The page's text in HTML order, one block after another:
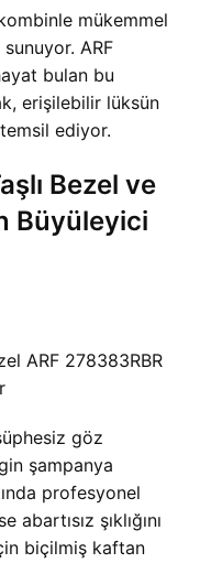
mükemmel
ARF
bulan bu
erişilebilir lüksün
ediyor.
Bezel ve
Büyüleyici
ARF 278383RBR
göz
şampanya
profesyonel
şıklığını
biçilmiş kaftan